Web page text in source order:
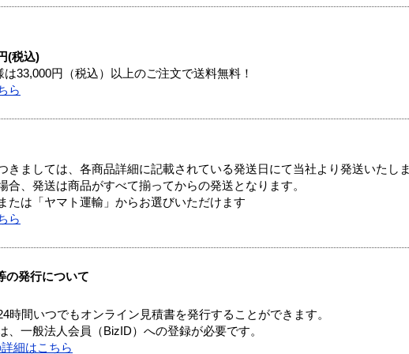
(税込)
33,000円（税込）以上のご注文で送料無料！
ら
きましては、各商品詳細に記載されている発送日にて当社より発送いたし
合、発送は商品がすべて揃ってからの発送となります。
たは「ヤマト運輸」からお選びいただけます
ら
の発行について
時間いつでもオンライン見積書を発行することができます。
一般法人会員（BizID）への登録が必要です。
細はこちら